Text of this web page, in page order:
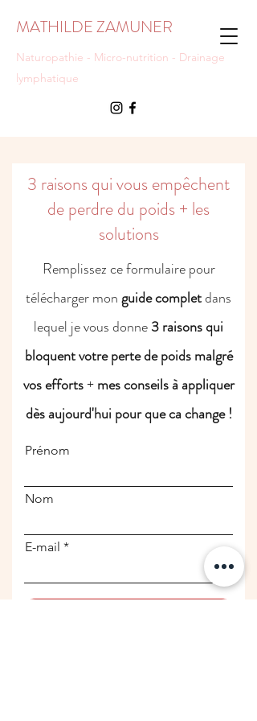
MATHILDE ZAMUNER
Naturopathie - Micro-nutrition - Drainage
lymphatique
3 raisons qui vous empêchent
de perdre du poids + les
solutions
Remplissez ce formulaire pour
télécharger monguide completdans
lequel je vous donne3 raisons qui
bloquent votre perte de poids malgré
vos efforts+mes conseils à appliquer
dès aujourd'hui pour que ca change !
Prénom
Nom
E-mail